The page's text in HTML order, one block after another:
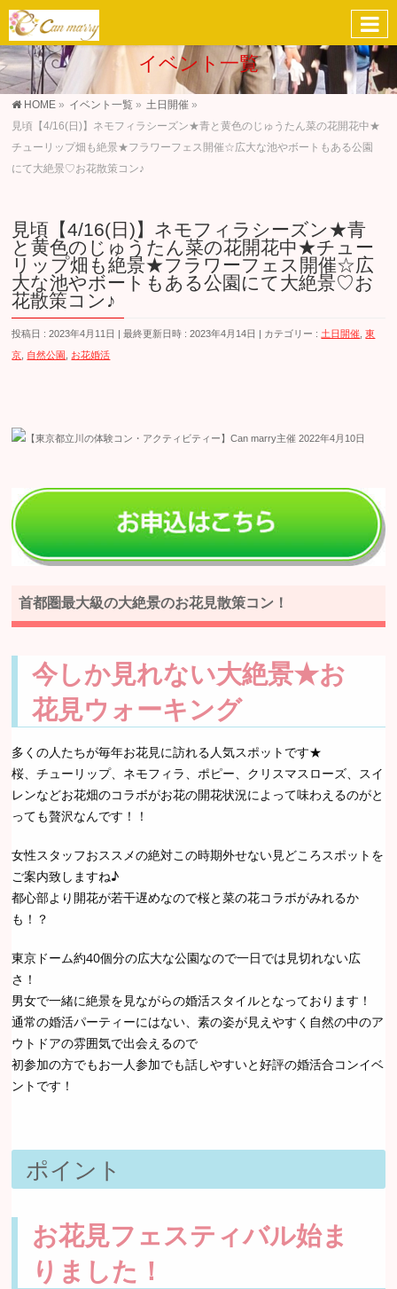
イベント一覧
HOME » イベント一覧 » 土日開催 »
見頃【4/16(日)】ネモフィラシーズン★青と黄色のじゅうたん菜の花開花中★
チューリップ畑も絶景★フラワーフェス開催☆広大な池やボートもある公園
にて大絶景♡お花散策コン♪
見頃【4/16(日)】ネモフィラシーズン★青
と黄色のじゅうたん菜の花開花中★チュー
リップ畑も絶景★フラワーフェス開催☆広
大な池やボートもある公園にて大絶景♡お
花散策コン♪
投稿日 : 2023年4月11日 最終更新日時 : 2023年4月14日 カテゴリー : 土日開催 ,東
京 自然公園 お花婚活
首都圏最大級の大絶景のお花見散策コン！
今しか見れない大絶景★お
花見ウォーキング
多くの人たちが毎年お花見に訪れる人気スポットです★
桜、チューリップ、ネモフィラ、ポピー、クリスマスローズ、スイ
レンなどお花畑のコラボがお花の開花状況によって味わえるのがと
っても贅沢なんです！！
女性スタッフおススメの絶対この時期外せない見どころスポットを
ご案内致しますね♪
都心部より開花が若干遅めなので桜と菜の花コラボがみれるか
も！？
東京ドーム約40個分の広大な公園なので一日では見切れない広
さ！
男女で一緒に絶景を見ながらの婚活スタイルとなっております！
通常の婚活パーティーにはない、素の姿が見えやすく自然の中のア
ウトドアの雰囲気で出会えるので
初参加の方でもお一人参加でも話しやすいと好評の婚活合コンイベ
ントです！
ポイント
お花見フェスティバル始ま
りました！